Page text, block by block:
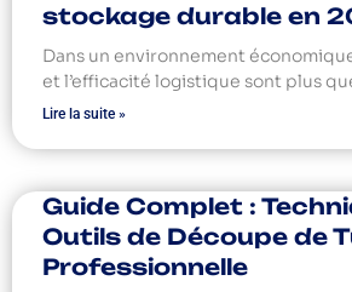
stockage durable en
Dans un environnement
et l’efficacité logistique sont plus
Lire la suite »
Guide Complet :
Outils de Découpe de
Professionnelle